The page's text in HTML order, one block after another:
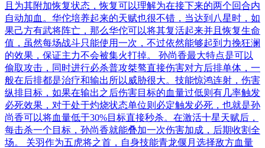
且为其附加恢复状态，恢复可以理解为在接下来的两个回合内
自动加血。华佗培养起来的天赋也很不错，当达到八星时，如
果己方有武将阵亡，那么华佗可以将其复活起来并且恢复生命
值，虽然每场战斗只能使用一次，不过依然能够起到力挽狂澜
的效果，保证主力不会被集火打掉。 孙尚香最大特点是可以
偷取攻击，同时进行必杀普攻桀骜直接伤害对方后排单体，一
般在后排都是治疗和输出所以威胁很大。技能惊鸿连射，伤害
纵排目标，如果在输出之后伤害目标的血量过低则有几率触发
必死效果，对于处于灼烧状态单位则必定触发必死，也就是孙
尚香可以将血量低于30%目标直接秒杀。在激活十星天赋后，
每击杀一个目标，孙尚香就能叠加一次伤害加成，后期收割全
场。 关羽作为五虎将之首，自身技能青龙偃月选择敌方血量